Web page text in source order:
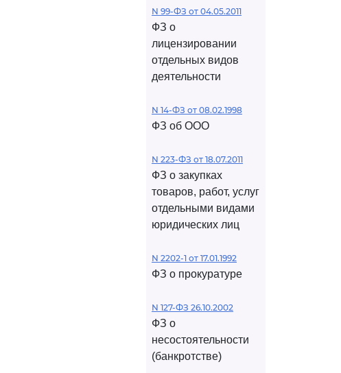
N 99-ФЗ от 04.05.2011
ФЗ о
лицензировании
отдельных видов
деятельности
N 14-ФЗ от 08.02.1998
ФЗ об ООО
N 223-ФЗ от 18.07.2011
ФЗ о закупках
товаров, работ, услуг
отдельными видами
юридических лиц
N 2202-1 от 17.01.1992
ФЗ о прокуратуре
N 127-ФЗ 26.10.2002
ФЗ о
несостоятельности
(банкротстве)